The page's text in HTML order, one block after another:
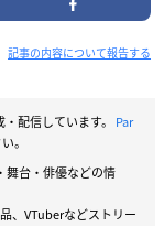
記事の内容について報告する
配信しています。 Par
。
舞台・俳優などの情
、VTuberなどストリー